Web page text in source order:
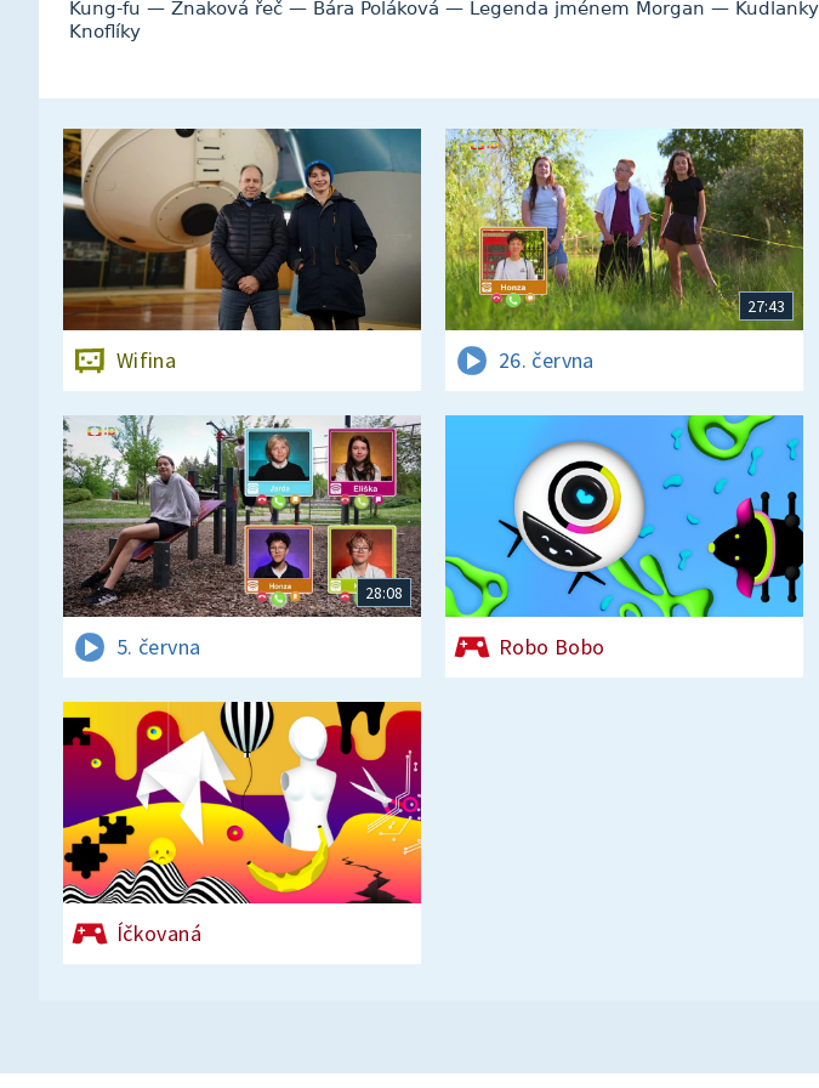
Kung-fu — Znaková řeč — Bára Poláková — Legenda jménem Morgan —
Knoflíky
Wifina
27:43
26. června
28:08
5. června Robo Bobo
Íčkovaná